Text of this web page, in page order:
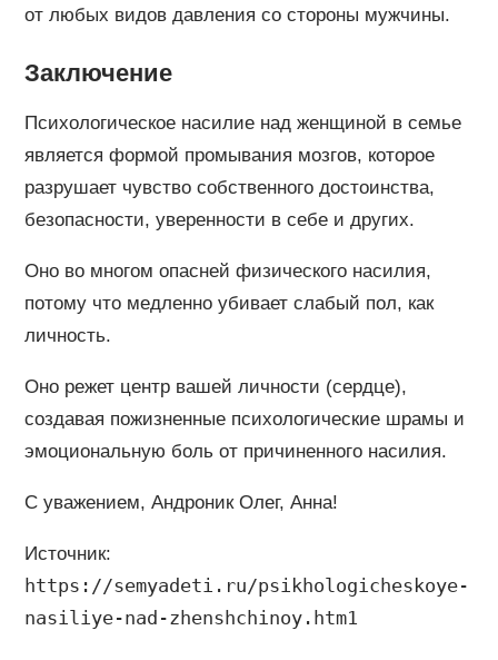
от любых видов давления со стороны мужчины.
Заключение
Психологическое насилие над женщиной в семье
является формой промывания мозгов, которое
разрушает чувство собственного достоинства,
безопасности, уверенности в себе и других.
Оно во многом опасней физического насилия,
потому что медленно убивает слабый пол, как
личность.
Оно режет центр вашей личности (сердце),
создавая пожизненные психологические шрамы и
эмоциональную боль от причиненного насилия.
С уважением, Андроник Олег, Анна!
Источник:
https://semyadeti.ru/psikhologicheskoye-
nasiliye-nad-zhenshchinoy.htm1